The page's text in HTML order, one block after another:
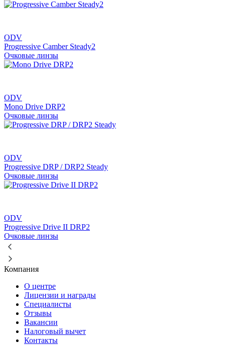
ODV
Progressive Camber Steady2
Очковые линзы
ODV
Mono Drive DRP2
Очковые линзы
ODV
Progressive DRP / DRP2 Steady
Очковые линзы
ODV
Progressive Drive II DRP2
Очковые линзы
Компания
О центре
Лицензии и награды
Специалисты
Отзывы
Вакансии
Налоговый вычет
Контакты